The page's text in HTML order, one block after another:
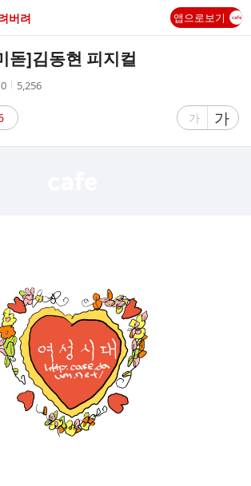
버려 앱으로보기
돋]김동현 피지컬
조
수
5,256
글
가
글
자
가